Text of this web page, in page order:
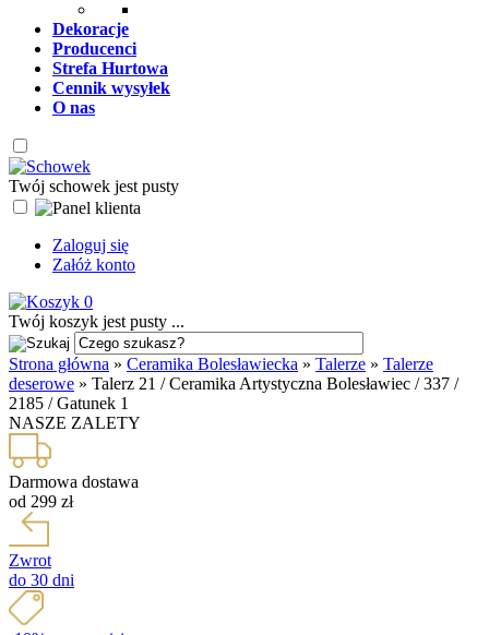
Dekoracje
Producenci
Strefa Hurtowa
Cennik wysyłek
O nas
Twój schowek jest pusty
Zaloguj się
Załóż konto
0
Twój koszyk jest pusty ...
Strona główna » Ceramika Bolesławiecka » Talerze » Talerze
deserowe » Talerz 21 / Ceramika Artystyczna Bolesławiec / 337 /
2185 / Gatunek 1
NASZE ZALETY
Darmowa dostawa
od 299 zł
Zwrot
do 30 dni